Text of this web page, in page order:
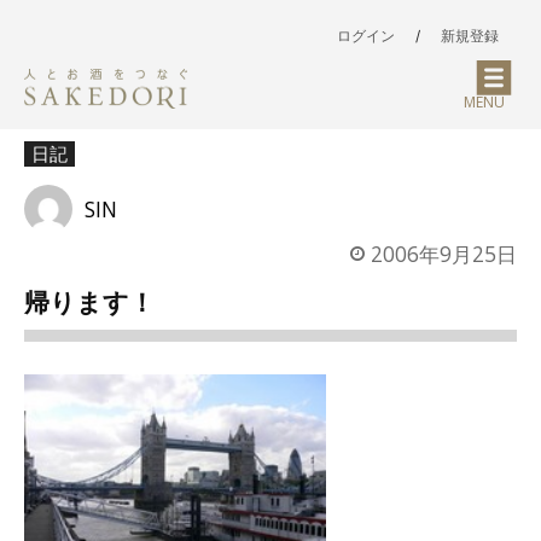
ログイン / 新規登録
MENU
日記
SIN
2006年9月25日
帰ります！